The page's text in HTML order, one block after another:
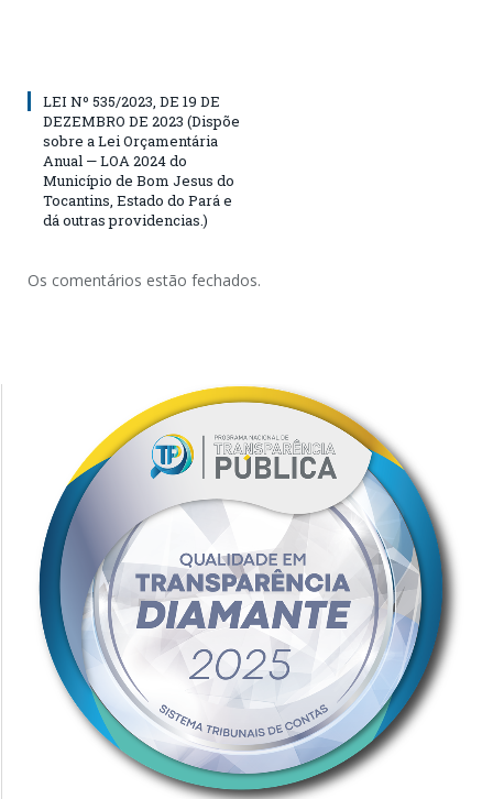
LEI Nº 535/2023, DE 19 DE
DEZEMBRO DE 2023 (Dispõe
sobre a Lei Orçamentária
Anual — LOA 2024 do
Município de Bom Jesus do
Tocantins, Estado do Pará e
dá outras providencias.)
Os comentários estão fechados.